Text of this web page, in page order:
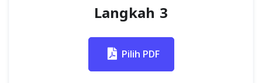
Langkah 3
Pilih PDF